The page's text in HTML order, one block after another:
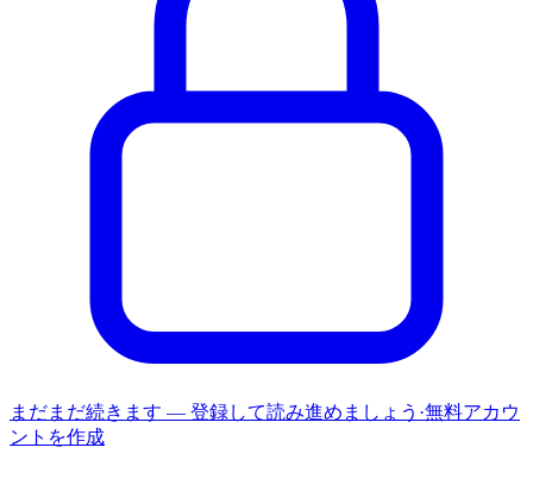
まだまだ続きます — 登録して読み進めましょう ·無料アカウ
ントを作成